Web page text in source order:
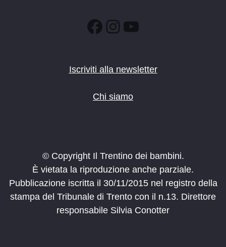
Facebook
Instagram
YouTube
Iscriviti alla newsletter
Chi siamo
© Copyright Il Trentino dei bambini.
È vietata la riproduzione anche parziale.
Pubblicazione iscritta il 30/11/2015 nel registro della
stampa del Tribunale di Trento con il n.13. Direttore
responsabile Silvia Conotter